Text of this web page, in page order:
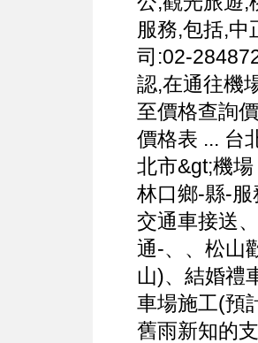
服務,包括,中
司:02-
認,在通往機
至價格查詢
價格表 ... 台
北市&gt;機
林口鄉-縣-
交通車接送
通-、、松山
山)、結婚禮
車場施工(預
舊雨新知的